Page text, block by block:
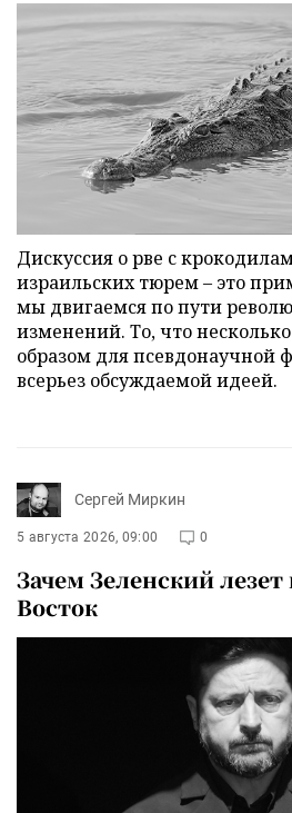
Дискуссия о рве с
израильских тюрем – это
мы двигаемся по пути
изменений. То, что
образом для псевдонаучной
всерьез обсуждаемой идеей.
Сергей Миркин
5 августа 2026, 09:00 0
Зачем Зеленский
Восток